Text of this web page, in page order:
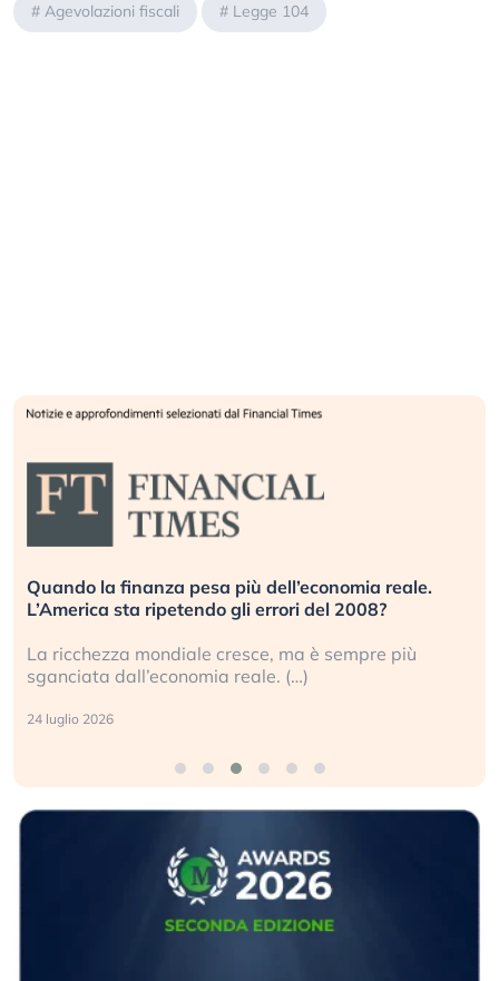
# Agevolazioni fiscali # Legge 104
Russia e Cina pronti a spegnere Starlink. Gli
investitori stanno sottovalutando il rischio?
Gli investitori tech continuano a ignorare il rischio
geopolitico: il (…)
17 luglio 2026